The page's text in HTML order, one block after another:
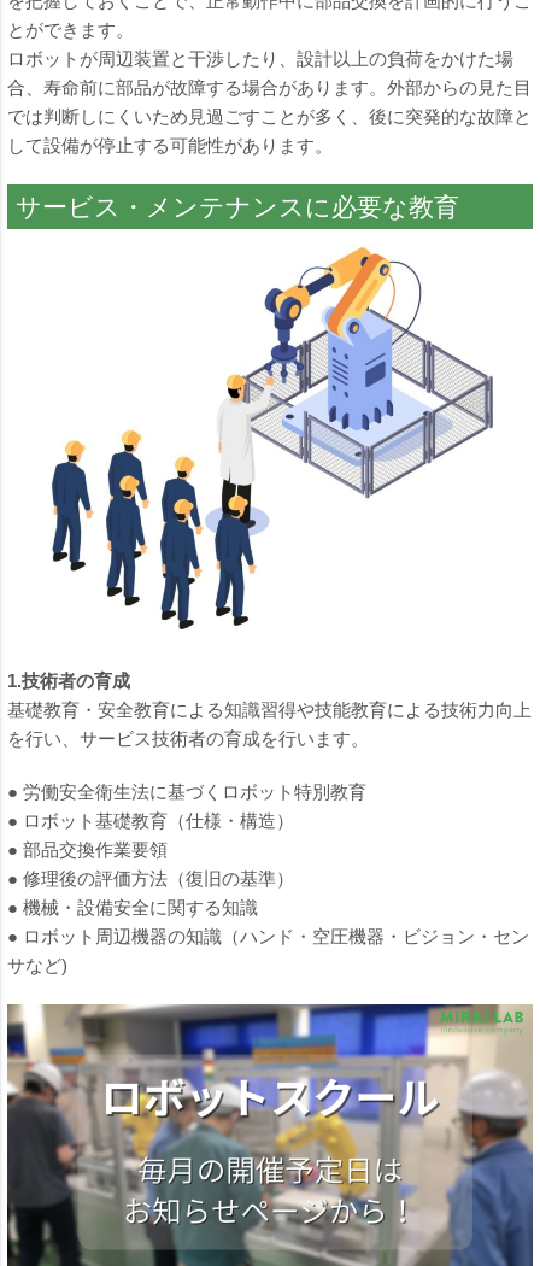
とができます。
ロボットが周辺装置と干渉したり、設計以上の負荷をかけた場
合、寿命前に部品が故障する場合があります。外部からの見た目
では判断しにくいため見過ごすことが多く、後に突発的な故障と
して設備が停止する可能性があります。
サービス・メンテナンスに必要な教育
1.技術者の育成
基礎教育・安全教育による知識習得や技能教育による技術力向上
を行い、サービス技術者の育成を行います。
● 労働安全衛生法に基づくロボット特別教育
● ロボット基礎教育（仕様・構造）
● 部品交換作業要領
● 修理後の評価方法（復旧の基準）
● 機械・設備安全に関する知識
● ロボット周辺機器の知識（ハンド・空圧機器・ビジョン・セン
サなど)